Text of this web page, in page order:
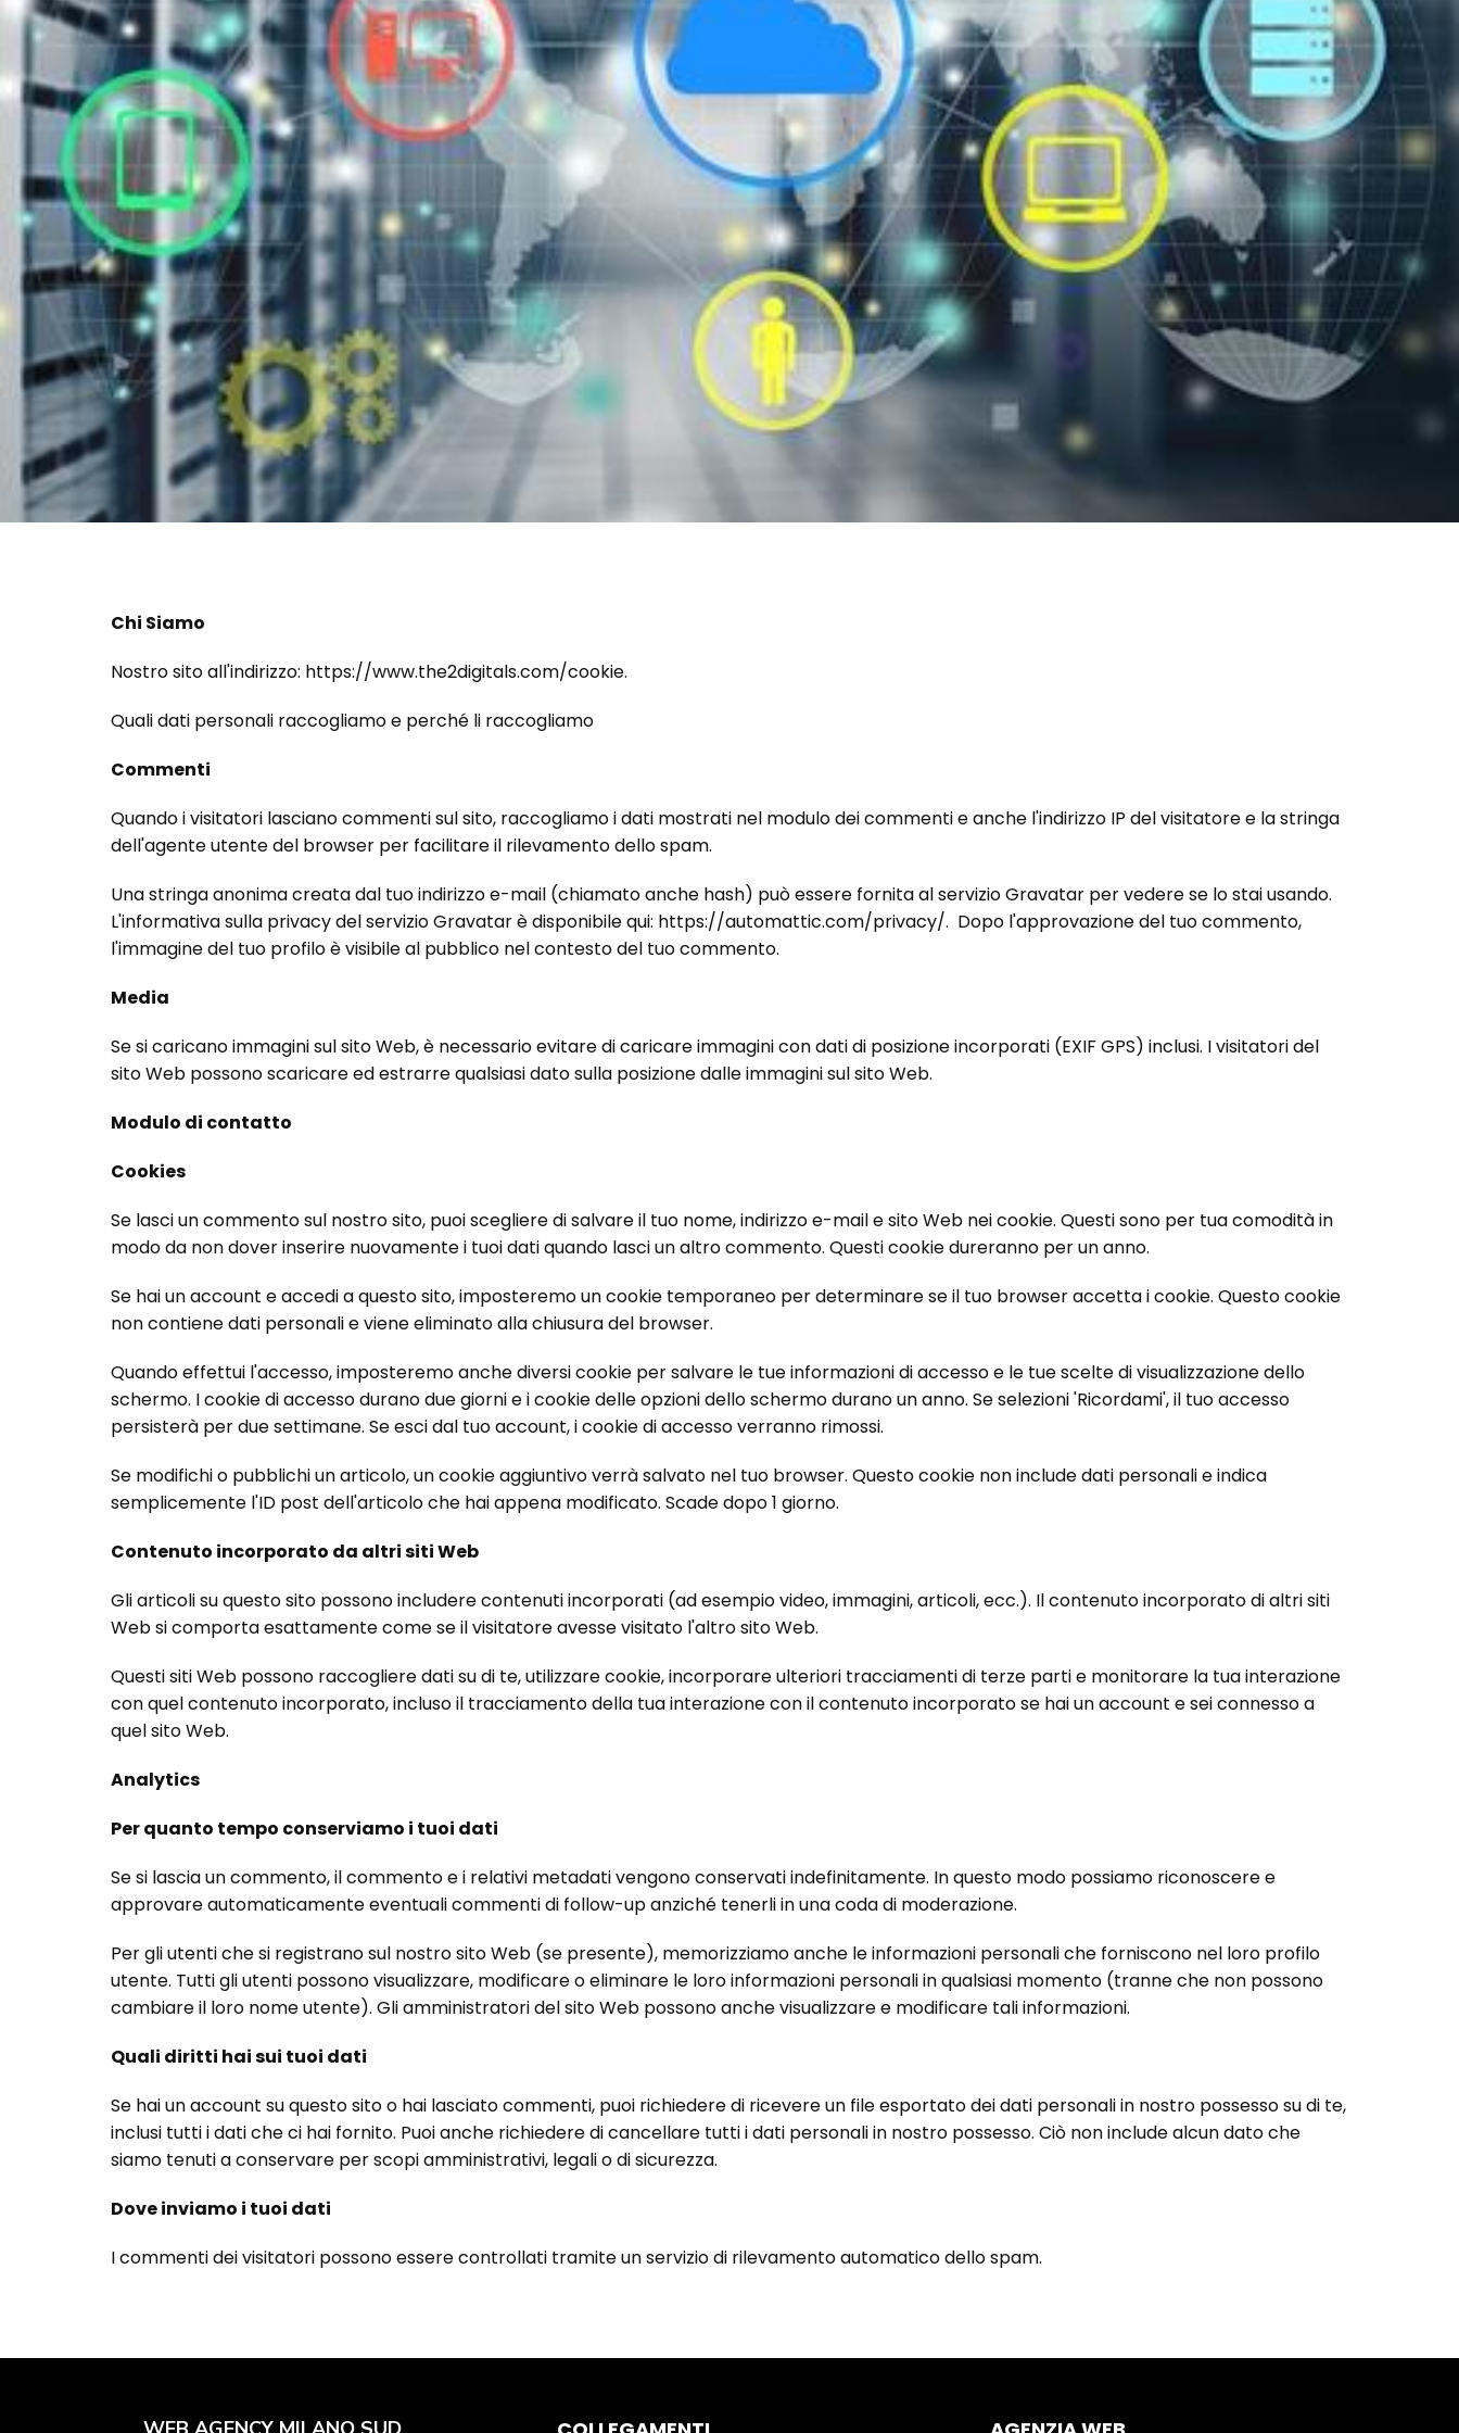
Chi Siamo
Nostro sito all'indirizzo: https://www.the2digitals.com/cookie.
Quali dati personali raccogliamo e perché li raccogliamo
Commenti
Quando i visitatori lasciano commenti sul sito, raccogliamo i dati mostrati nel modulo dei commenti e anche l'indirizzo IP del visitatore e la stringa
dell'agente utente del browser per facilitare il rilevamento dello spam.
Una stringa anonima creata dal tuo indirizzo e-mail (chiamato anche hash) può essere fornita al servizio Gravatar per vedere se lo stai usando.
L'informativa sulla privacy del servizio Gravatar è disponibile qui: https://automattic.com/privacy/. Dopo l'approvazione del tuo commento,
l'immagine del tuo profilo è visibile al pubblico nel contesto del tuo commento.
Media
Se si caricano immagini sul sito Web, è necessario evitare di caricare immagini con dati di posizione incorporati (EXIF GPS) inclusi. I visitatori del
sito Web possono scaricare ed estrarre qualsiasi dato sulla posizione dalle immagini sul sito Web.
Modulo di contatto
Cookies
Se lasci un commento sul nostro sito, puoi scegliere di salvare il tuo nome, indirizzo e-mail e sito Web nei cookie. Questi sono per tua comodità in
modo da non dover inserire nuovamente i tuoi dati quando lasci un altro commento. Questi cookie dureranno per un anno.
Se hai un account e accedi a questo sito, imposteremo un cookie temporaneo per determinare se il tuo browser accetta i cookie. Questo cookie
non contiene dati personali e viene eliminato alla chiusura del browser.
Quando effettui l'accesso, imposteremo anche diversi cookie per salvare le tue informazioni di accesso e le tue scelte di visualizzazione dello
schermo. I cookie di accesso durano due giorni e i cookie delle opzioni dello schermo durano un anno. Se selezioni 'Ricordami', il tuo accesso
persisterà per due settimane. Se esci dal tuo account, i cookie di accesso verranno rimossi.
Se modifichi o pubblichi un articolo, un cookie aggiuntivo verrà salvato nel tuo browser. Questo cookie non include dati personali e indica
semplicemente l'ID post dell'articolo che hai appena modificato. Scade dopo 1 giorno.
Contenuto incorporato da altri siti Web
Gli articoli su questo sito possono includere contenuti incorporati (ad esempio video, immagini, articoli, ecc.). Il contenuto incorporato di altri siti
Web si comporta esattamente come se il visitatore avesse visitato l'altro sito Web.
Questi siti Web possono raccogliere dati su di te, utilizzare cookie, incorporare ulteriori tracciamenti di terze parti e monitorare la tua interazione
con quel contenuto incorporato, incluso il tracciamento della tua interazione con il contenuto incorporato se hai un account e sei connesso a
quel sito Web.
Analytics
Per quanto tempo conserviamo i tuoi dati
Se si lascia un commento, il commento e i relativi metadati vengono conservati indefinitamente. In questo modo possiamo riconoscere e
approvare automaticamente eventuali commenti di follow-up anziché tenerli in una coda di moderazione.
Per gli utenti che si registrano sul nostro sito Web (se presente), memorizziamo anche le informazioni personali che forniscono nel loro profilo
utente. Tutti gli utenti possono visualizzare, modificare o eliminare le loro informazioni personali in qualsiasi momento (tranne che non possono
cambiare il loro nome utente). Gli amministratori del sito Web possono anche visualizzare e modificare tali informazioni.
Quali diritti hai sui tuoi dati
Se hai un account su questo sito o hai lasciato commenti, puoi richiedere di ricevere un file esportato dei dati personali in nostro possesso su di te,
inclusi tutti i dati che ci hai fornito. Puoi anche richiedere di cancellare tutti i dati personali in nostro possesso. Ciò non include alcun dato che
siamo tenuti a conservare per scopi amministrativi, legali o di sicurezza.
Dove inviamo i tuoi dati
I commenti dei visitatori possono essere controllati tramite un servizio di rilevamento automatico dello spam.